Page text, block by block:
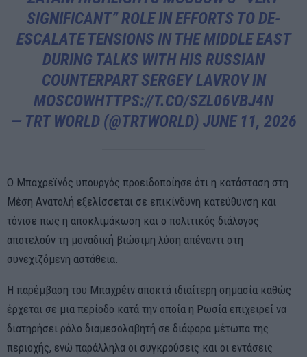
SIGNIFICANT” ROLE IN EFFORTS TO DE-
ESCALATE TENSIONS IN THE MIDDLE EAST
DURING TALKS WITH HIS RUSSIAN
COUNTERPART SERGEY LAVROV IN
MOSCOWHTTPS://T.CO/SZL06VBJ4N
— TRT WORLD (@TRTWORLD) JUNE 11, 2026
Ο Μπαχρεϊνός υπουργός προειδοποίησε ότι η κατάσταση στη
Μέση Ανατολή εξελίσσεται σε επικίνδυνη κατεύθυνση και
τόνισε πως η αποκλιμάκωση και ο πολιτικός διάλογος
αποτελούν τη μοναδική βιώσιμη λύση απέναντι στη
συνεχιζόμενη αστάθεια.
Η παρέμβαση του Μπαχρέιν αποκτά ιδιαίτερη σημασία καθώς
έρχεται σε μια περίοδο κατά την οποία η Ρωσία επιχειρεί να
διατηρήσει ρόλο διαμεσολαβητή σε διάφορα μέτωπα της
περιοχής, ενώ παράλληλα οι συγκρούσεις και οι εντάσεις